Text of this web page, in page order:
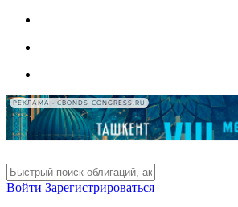
РЕКЛАМА • CBONDS-CONGRESS.RU
Войти Зарегистрироваться